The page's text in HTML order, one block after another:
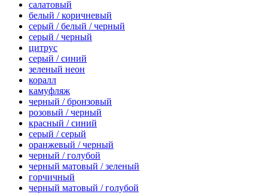
салатовый
белый / коричневый
серый / белый / черный
серый / черный
цитрус
серый / синий
зеленый неон
коралл
камуфляж
черный / бронзовый
розовый / черный
красный / синий
серый / серый
оранжевый / черный
черный / голубой
черный матовый / зеленый
горчичный
черный матовый / голубой